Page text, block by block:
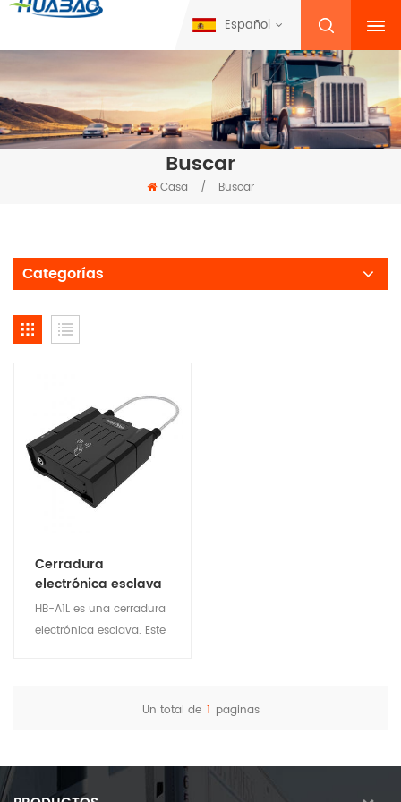
Español
Buscar
Casa / Buscar
Categorías
Cerradura
electrónica esclava
HB-A1L es una cerradura
electrónica esclava. Este
seguridad de los activos
para la gestión de
Un total de 1 paginas